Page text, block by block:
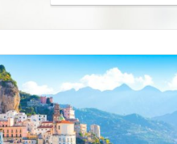
Read More